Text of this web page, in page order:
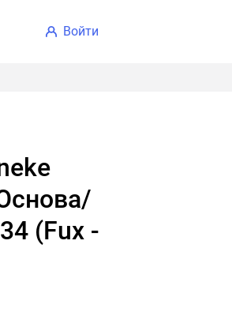
войти
(Fux -